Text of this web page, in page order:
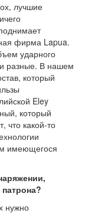
лучшие
фирма Lapua.
ударного
разные. В нашем
который
Eley
который
что какой-то
имеющегося
нужно